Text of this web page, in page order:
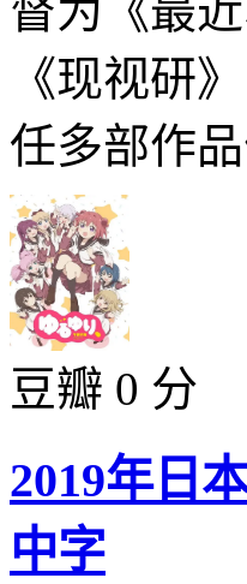
督为《最
《现视研
任多部作
豆瓣 0 分
2019年日
中字